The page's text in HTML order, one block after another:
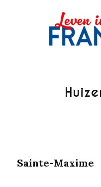
Sainte-Maxime